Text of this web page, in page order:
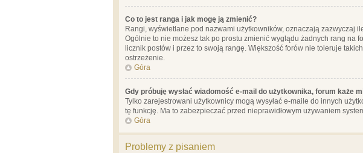
Co to jest ranga i jak mogę ją zmienić?
Rangi, wyświetlane pod nazwami użytkowników, oznaczają zazwyczaj
Ogólnie to nie możesz tak po prostu zmienić wyglądu żadnych rang na
licznik postów i przez to swoją rangę. Większość forów nie toleruje
ostrzeżenie.
Góra
Gdy próbuję wysłać wiadomość e-mail do użytkownika, forum każe
Tylko zarejestrowani użytkownicy mogą wysyłać e-maile do innych
tę funkcję. Ma to zabezpieczać przed nieprawidłowym używaniem
Góra
Problemy z pisaniem